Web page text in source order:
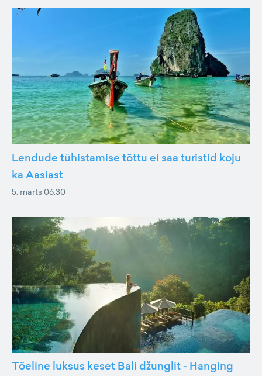
Lendude tühistamise tõttu ei saa turistid koju
ka Aasiast
5. märts 06:30
Tõeline luksus keset Bali džunglit - Hanging